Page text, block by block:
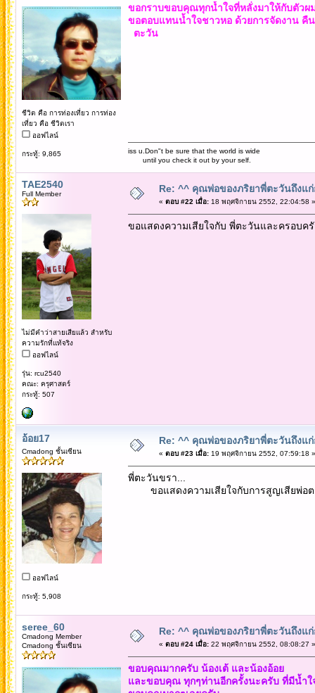
ชีวิต คือ การท่องเที่ยว การท่อง
เที่ยว คือ ชีวิตเรา
ออฟไลน์
กระทู้: 9,865
ขอกราบขอบคุณทุกน้ำใจที่หลั่งมาให้กับตัวผ
ขอตอบแทนน้ำใจชาวหอ ด้วยการจัดงาน คื
ตะวัน
iss u.Don"t be sure that the world is wide
until you check it out by your self.
TAE2540
Full Member
ไม่มีคำว่าสายเสียแล้ว สำหรับ
ความรักที่แท้จริง
ออฟไลน์
รุ่น: rcu2540
คณะ: ครุศาสตร์
กระทู้: 507
Re: ^^ คุณพ่อของภริยาพี่ตะวันถึงแ
« ตอบ #22 เมื่อ:18 พฤศจิกายน 2552, 22:04:58 »
ขอแสดงความเสียใจกับ พี่ตะวันและครอบค
อ้อย17
Cmadong ชั้นเซียน
ออฟไลน์
กระทู้: 5,908
Re: ^^ คุณพ่อของภริยาพี่ตะวันถึงแ
« ตอบ #23 เมื่อ:19 พฤศจิกายน 2552, 07:59:18 »
พี่ตะวันขรา...
ขอแสดงความเสียใจกับการสูญเสียพ่อต
seree_60
Cmadong Member
Cmadong ชั้นเซียน
Re: ^^ คุณพ่อของภริยาพี่ตะวันถึงแ
« ตอบ #24 เมื่อ:22 พฤศจิกายน 2552, 08:08:27 »
ขอบคุณมากครับ น้องเต้ และน้องอ้อย
และขอบคุณ ทุกๆท่านอีกครั้งนะครับ ที่มีน้ำ